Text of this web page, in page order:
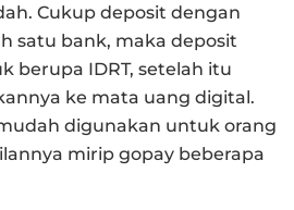
Cukup deposit dengan
satu bank, maka deposit
berupa IDRT, setelah itu
ke mata uang digital.
digunakan untuk orang
mirip gopay beberapa